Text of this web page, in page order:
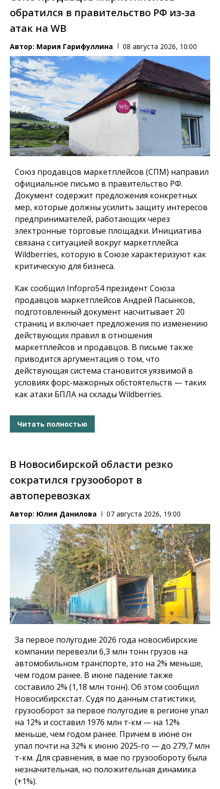
обратился в правительство РФ из-за
атак на WB
Автор: Мария Гарифуллина 08 августа 2026, 10:00
Союз продавцов маркетплейсов (СПМ) направил
официальное письмо в правительство РФ.
Документ содержит предложения конкретных
мер, которые должны усилить защиту интересов
предпринимателей, работающих через
электронные торговые площадки. Инициатива
связана с ситуацией вокруг маркетплейса
Wildberries, которую в Союзе характеризуют как
критическую для бизнеса.
Как сообщил Infopro54президент Союза
продавцов маркетплейсов Андрей Пасынков,
подготовленный документ насчитывает 20
страниц и включает предложения по изменению
действующих правил в отношения
маркетплейсов и продавцов. В письме также
приводится аргументация о том, что
действующая система становится уязвимой в
условиях форс-мажорных обстоятельств — таких
как атаки БПЛА на склады Wildberries.
Читать полностью
В Новосибирской области резко
сократился грузооборот в
автоперевозках
Автор: Юлия Данилова 07 августа 2026, 19:00
За первое полугодие 2026 года новосибирские
компании перевезли 6,3 млн тонн грузов на
автомобильном транспорте, это на 2% меньше,
чем годом ранее. В июне падение также
составило 2% (1,18 млн тонн). Об этом сообщил
Новосибирскстат. Судя по данным статистики,
грузооборот за первое полугодие в регионе упал
на 12% и составил 1976 млн т-км — на 12%
меньше, чем годом ранее. Причем в июне он
упал почти на 32% к июню 2025-го — до 279,7 млн
т-км. Для сравнения, в мае по грузообороту была
незначительная, но положительная динамика
(+1%).